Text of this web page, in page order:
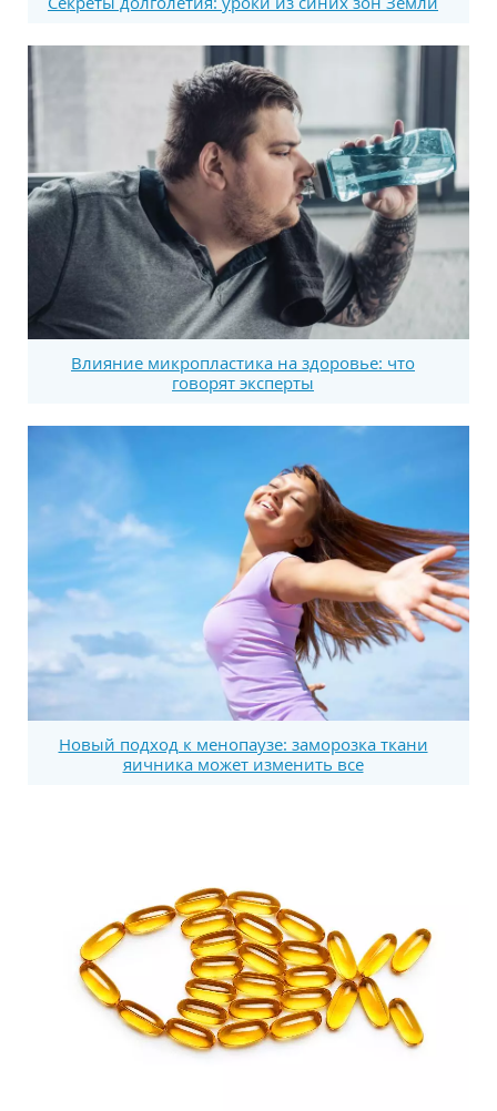
Влияние микропластика на здоровье: что
говорят эксперты
Новый подход к менопаузе: заморозка ткани
яичника может изменить все